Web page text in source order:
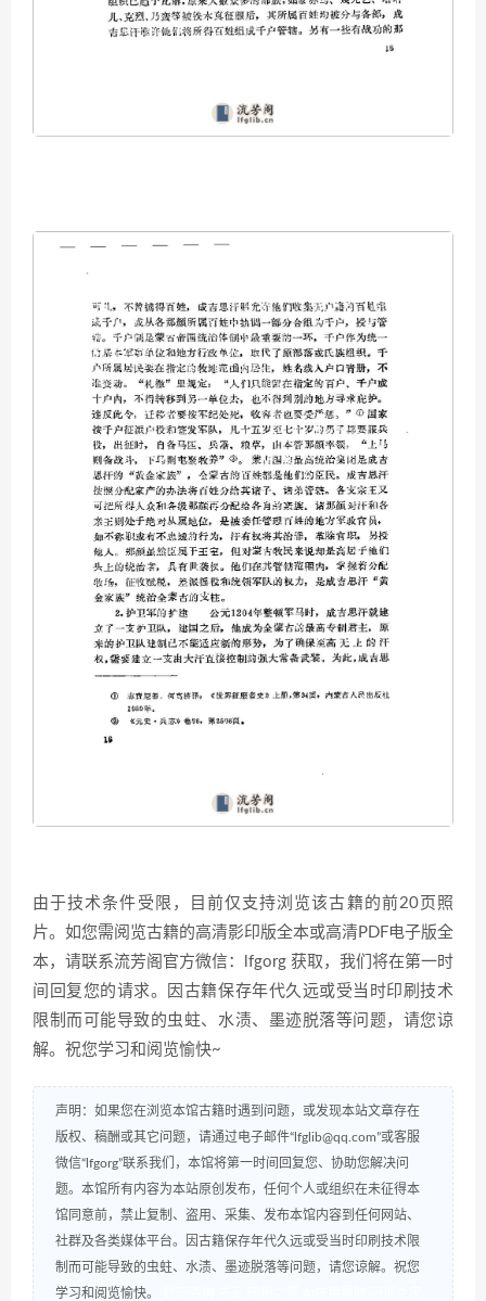
由于技术条件受限，目前仅支持浏览该古籍的前20页照
片。如您需阅览古籍的高清影印版全本或高清PDF电子版全
本，请联系流芳阁官方微信：lfgorg 获取，我们将在第一时
间回复您的请求。因古籍保存年代久远或受当时印刷技术
限制而可能导致的虫蛀、水渍、墨迹脱落等问题，请您谅
解。祝您学习和阅览愉快~
声明：如果您在浏览本馆古籍时遇到问题，或发现本站文章存在
版权、稿酬或其它问题，请通过电子邮件“lfglib@qq.com”或客服
微信“lfgorg”联系我们，本馆将第一时间回复您、协助您解决问
题。本馆所有内容为本站原创发布，任何个人或组织在未征得本
馆同意前，禁止复制、盗用、采集、发布本馆内容到任何网站、
社群及各类媒体平台。因古籍保存年代久远或受当时印刷技术限
制而可能导致的虫蛀、水渍、墨迹脱落等问题，请您谅解。祝您
学习和阅览愉快。